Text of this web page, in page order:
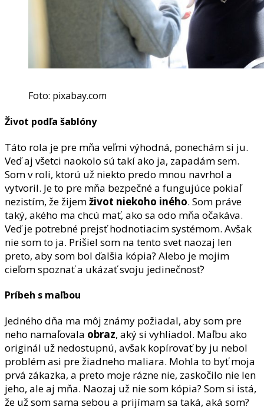
Foto: pixabay.com
Život podľa šablóny
Táto rola je pre mňa veľmi výhodná, ponechám si ju.
Veď aj všetci naokolo sú takí ako ja, zapadám sem.
Som v roli, ktorú už niekto predo mnou navrhol a
vytvoril. Je to pre mňa bezpečné a fungujúce pokiaľ
nezistím, že žijemživot niekoho iného. Som práve
taký, akého ma chcú mať, ako sa odo mňa očakáva.
Veď je potrebné prejsť hodnotiacim systémom. Avšak
nie som to ja. Prišiel som na tento svet naozaj len
preto, aby som bol ďalšia kópia? Alebo je mojim
cieľom spoznať a ukázať svoju jedinečnosť?
Príbeh s maľbou
Jedného dňa ma môj známy požiadal, aby som pre
neho namaľovala obraz, aký si vyhliadol. Maľbu ako
originál už nedostupnú, avšak kopírovať by ju nebol
problém asi pre žiadneho maliara. Mohla to byť moja
prvá zákazka, a preto moje rázne nie, zaskočilo nie len
jeho, ale aj mňa. Naozaj už nie som kópia? Som si istá,
že už som sama sebou a prijímam sa taká, aká som?